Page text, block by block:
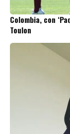
Colombia, con
Toulon